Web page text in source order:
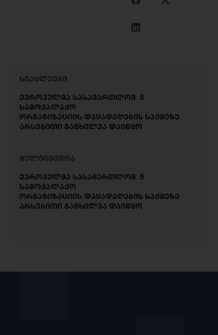
სიახლეები
ევროპულმა სასამართლომ 5
სამოქალაქო
ორგანიზაციის დაყადაღების საქმეზე
არსებითი განხილვა დაიწყო
მულტიმედია
ევროპულმა სასამართლომ 5
სამოქალაქო
ორგანიზაციის დაყადაღების საქმეზე
არსებითი განხილვა დაიწყო